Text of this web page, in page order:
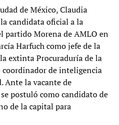
de México, Claudia
candidata oficial a la
partido Morena de AMLO en
Harfuch como jefe de la
extinta Procuraduría de la
coordinador de inteligencia
Ante la vacante de
postuló como candidato de
de la capital para